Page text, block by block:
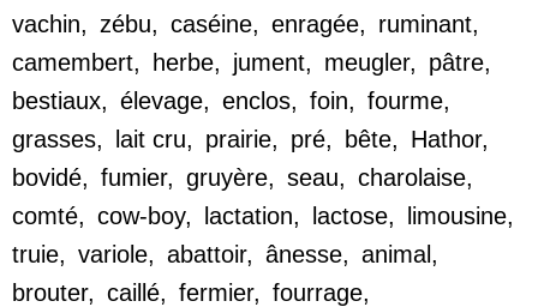
vachin, zébu, caséine, enragée, ruminant,
camembert, herbe, jument, meugler, pâtre,
bestiaux, élevage, enclos, foin, fourme,
grasses, lait cru, prairie, pré, bête, Hathor,
bovidé, fumier, gruyère, seau, charolaise,
comté, cow-boy, lactation, lactose, limousine,
truie, variole, abattoir, ânesse, animal,
brouter, caillé, fermier, fourrage,